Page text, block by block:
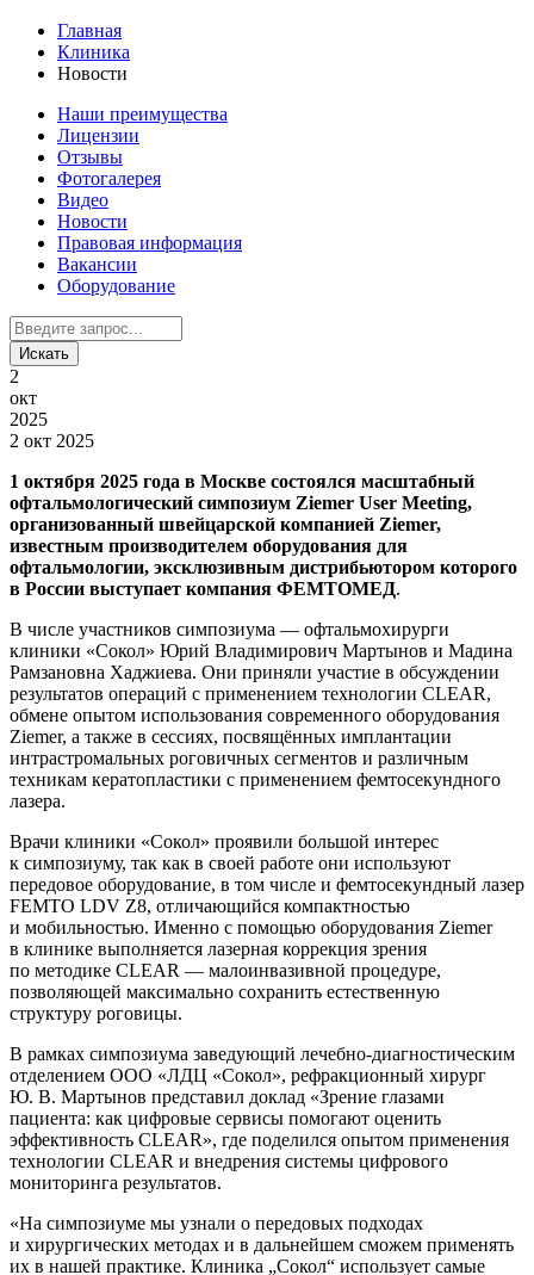
Главная
Клиника
Новости
Наши преимущества
Лицензии
Отзывы
Фотогалерея
Видео
Новости
Правовая информация
Вакансии
Оборудование
2
окт
2025
2 окт 2025
1 октября 2025 года в Москве состоялся масштабный
офтальмологический симпозиум Ziemer User Meeting,
организованный швейцарской компанией Ziemer,
известным производителем оборудования для
офтальмологии, эксклюзивным дистрибьютором которого
в России выступает компания ФЕМТОМЕД.
В числе участников симпозиума — офтальмохирурги
клиники «Сокол» Юрий Владимирович Мартынов и Мадина
Рамзановна Хаджиева. Они приняли участие в обсуждении
результатов операций с применением технологии CLEAR,
обмене опытом использования современного оборудования
Ziemer, а также в сессиях, посвящённых имплантации
интрастромальных роговичных сегментов и различным
техникам кератопластики с применением фемтосекундного
лазера.
Врачи клиники «Сокол» проявили большой интерес
к симпозиуму, так как в своей работе они используют
передовое оборудование, в том числе и фемтосекундный лазер
FEMTO LDV Z8, отличающийся компактностью
и мобильностью. Именно с помощью оборудования Ziemer
в клинике выполняется лазерная коррекция зрения
по методике CLEAR — малоинвазивной процедуре,
позволяющей максимально сохранить естественную
структуру роговицы.
В рамках симпозиума заведующий лечебно-диагностическим
отделением ООО «ЛДЦ «Сокол», рефракционный хирург
Ю. В. Мартынов представил доклад «Зрение глазами
пациента: как цифровые сервисы помогают оценить
эффективность CLEAR», где поделился опытом применения
технологии CLEAR и внедрения системы цифрового
мониторинга результатов.
«На симпозиуме мы узнали о передовых подходах
и хирургических методах и в дальнейшем сможем применять
их в нашей практике. Клиника „Сокол“ использует самые